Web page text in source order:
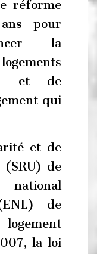
réforme
pour
la
et de
qui
et de
de
national
de
la loi